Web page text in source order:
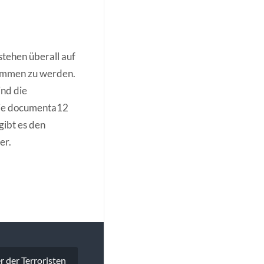
überall auf
zu werden.
die
documenta12
es den
der Terroristen